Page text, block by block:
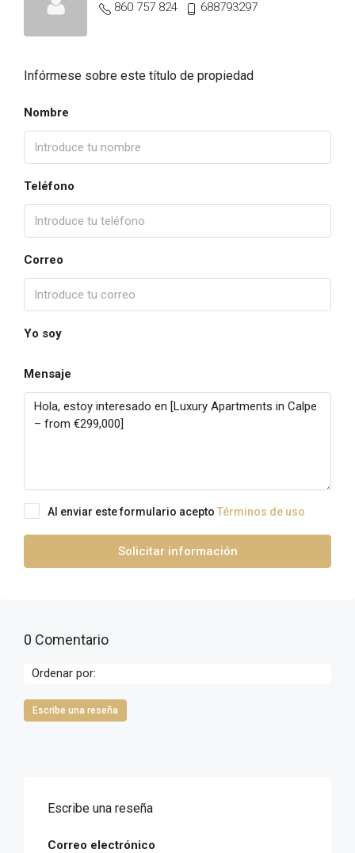
860 757 824 688793297
Infórmese sobre este título de propiedad
Nombre
Teléfono
Correo
Yo soy
Mensaje
Al enviar este formulario acepto Términos de uso
Solicitar información
0 Comentario
Ordenar por:
Escribe una reseña
Escribe una reseña
Correo electrónico